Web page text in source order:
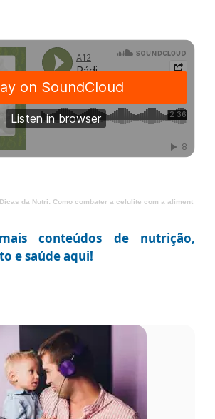
da Nutri: Como combater a celulite com a aliment
conteúdos de nutrição,
e saúde aqui!